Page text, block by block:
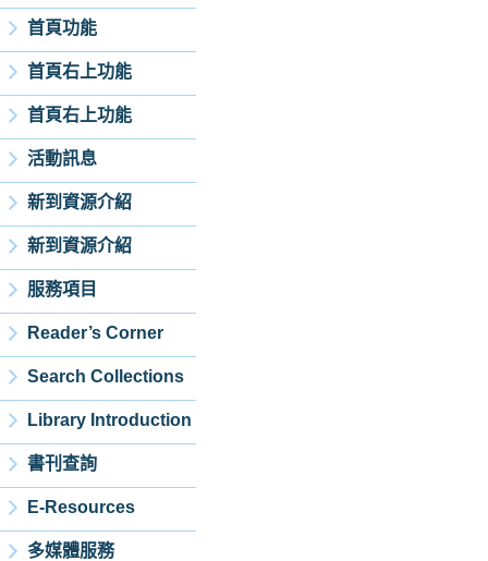
首頁功能
首頁右上功能
首頁右上功能
活動訊息
新到資源介紹
新到資源介紹
服務項目
Reader’s Corner
Search Collections
Library Introduction
書刊查詢
E-Resources
多媒體服務